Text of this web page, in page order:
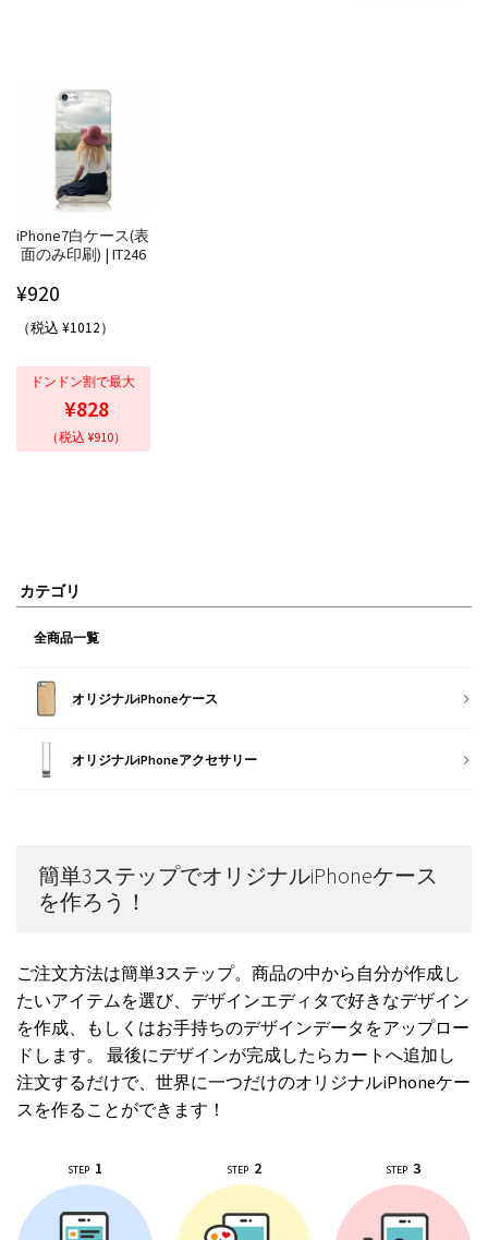
iPhone7白ケース(表
面のみ印刷) | IT246
¥920
（税込 ¥1012）
ドンドン割で最大
¥828
（税込 ¥910）
カテゴリ
全商品一覧
オリジナルiPhoneケース
オリジナルiPhoneアクセサリー
簡単3ステップでオリジナルiPhoneケース
を作ろう！
ご注文方法は簡単3ステップ。商品の中から自分が作成し
たいアイテムを選び、デザインエディタで好きなデザイン
を作成、もしくはお手持ちのデザインデータをアップロー
ドします。 最後にデザインが完成したらカートへ追加し
注文するだけで、世界に一つだけのオリジナルiPhoneケー
スを作ることができます！
STEP 1 STEP 2 STEP 3